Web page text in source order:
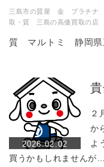
三島市の質屋 金 プラチ
取・質 三島の高価買取の店
質 マルトミ 静岡県
2026.02.02
２
か
よ
買うかもしれませんが